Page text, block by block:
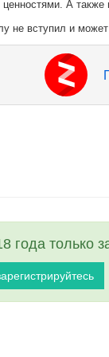
А
не вступил и
года только